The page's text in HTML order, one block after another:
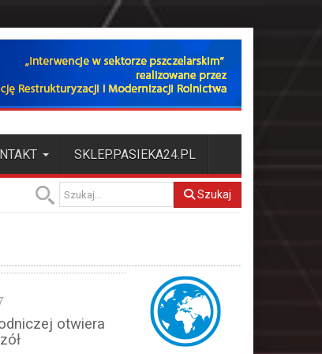
SKLEP.PASIEKA24.PL
Szukaj
otwiera